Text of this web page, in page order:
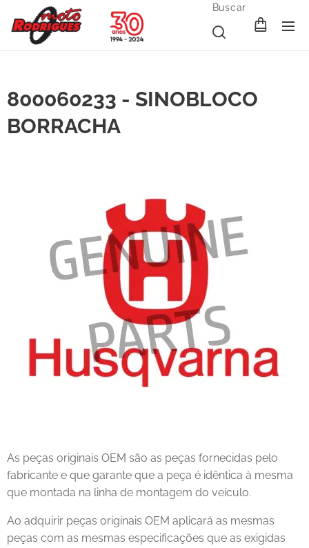
Buscar
800060233 - SINOBLOCO
BORRACHA
As peças originais OEM são as peças fornecidas pelo
fabricante e que garante que a peça é idêntica à mesma
que montada na linha de montagem do veículo.
Ao adquirir peças originais OEM aplicará as mesmas
peças com as mesmas especificações que as exigidas